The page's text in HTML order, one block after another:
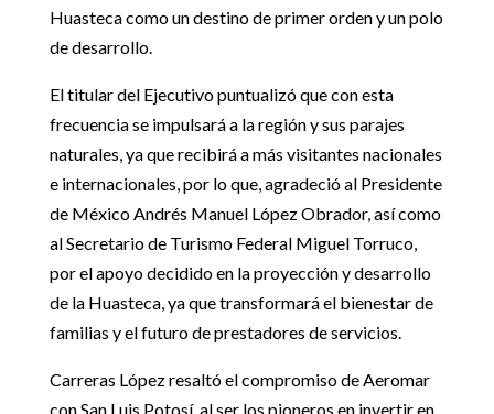
Huasteca como un destino de primer orden y un polo
de desarrollo.
El titular del Ejecutivo puntualizó que con esta
frecuencia se impulsará a la región y sus parajes
naturales, ya que recibirá a más visitantes nacionales
e internacionales, por lo que, agradeció al Presidente
de México Andrés Manuel López Obrador, así como
al Secretario de Turismo Federal Miguel Torruco,
por el apoyo decidido en la proyección y desarrollo
de la Huasteca, ya que transformará el bienestar de
familias y el futuro de prestadores de servicios.
Carreras López resaltó el compromiso de Aeromar
con San Luis Potosí, al ser los pioneros en invertir en